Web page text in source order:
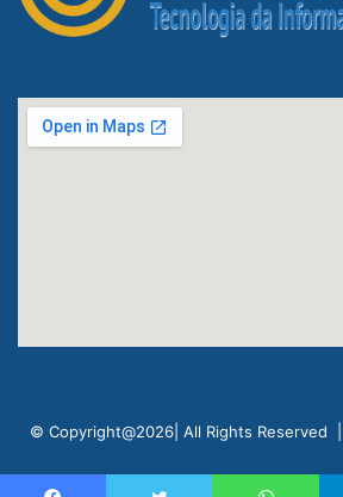
© Copyright@2026| All Rights Reserved |